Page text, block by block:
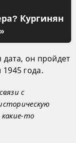
Кургинян
он пройдет
года.
с
то